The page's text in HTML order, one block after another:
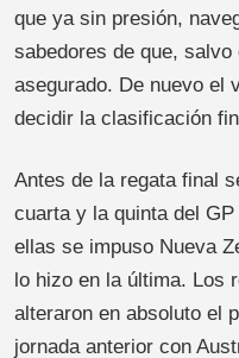
que ya sin presión,
sabedores de que,
asegurado. De nuevo el
decidir la clasificación
Antes de la regata final
cuarta y la quinta del
ellas se impuso Nueva
lo hizo en la última. Los
alteraron en absoluto el
jornada anterior con